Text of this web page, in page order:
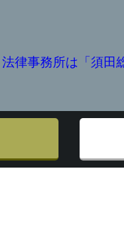
律事務所は「須田